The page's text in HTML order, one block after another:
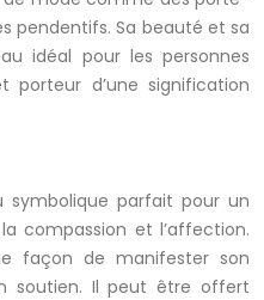
pendentifs. Sa beauté et sa
idéal pour les personnes
d’une signification
symbolique parfait pour un
compassion et l’affection.
façon de manifester son
soutien. Il peut être offert